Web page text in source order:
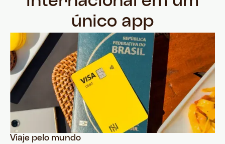
único app
Viaje pelo mundo